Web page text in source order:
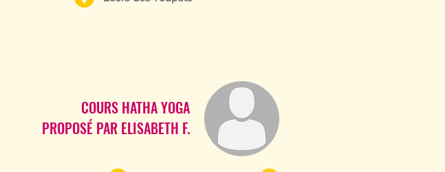
COURS HATHA YOGA
PROPOSÉ PAR ELISABETH F.